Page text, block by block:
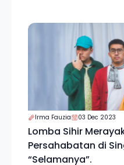
Irma Fauzia 03 Dec 2023
Lomba Sihir
Persahabatan di
“Selamanya”.